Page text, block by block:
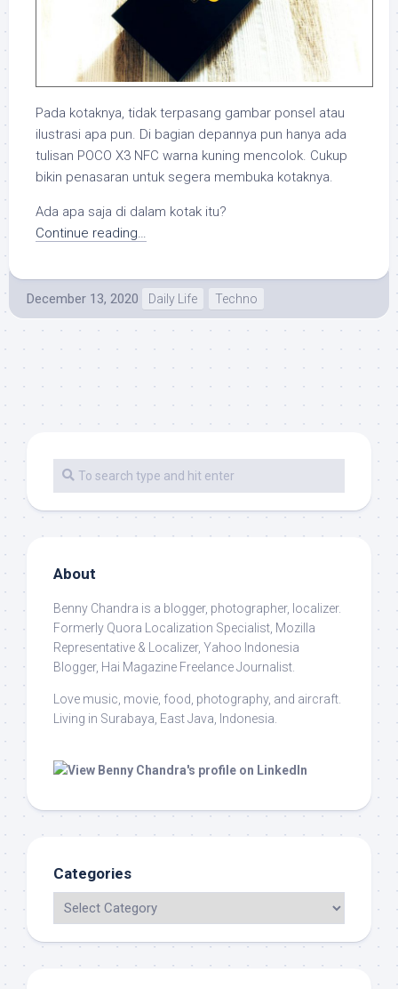
Pada kotaknya, tidak terpasang gambar ponsel atau
ilustrasi apa pun. Di bagian depannya pun hanya ada
tulisan POCO X3 NFC warna kuning mencolok. Cukup
bikin penasaran untuk segera membuka kotaknya.
Ada apa saja di dalam kotak itu?
Continue reading…
December 13, 2020 Daily Life Techno
About
Benny Chandra is a blogger, photographer, localizer.
Formerly Quora Localization Specialist, Mozilla
Representative & Localizer, Yahoo Indonesia
Blogger, Hai Magazine Freelance Journalist.
Love music, movie, food, photography, and aircraft.
Living in Surabaya, East Java, Indonesia.
Categories